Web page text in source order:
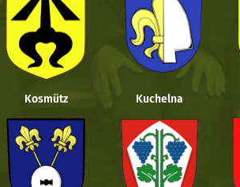
Kosmütz Kuchelna